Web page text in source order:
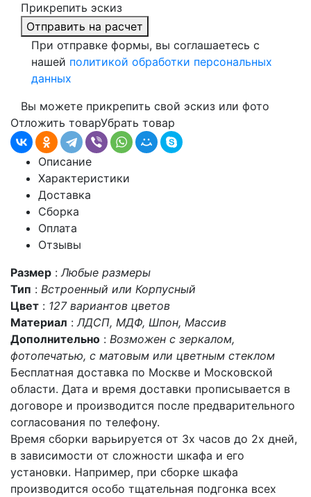
Прикрепить эскиз
Отправить на расчет
При отправке формы, вы соглашаетесь с
нашей политикой обработки персональных
данных
Вы можете прикрепить свой эскиз или фото
Отложить товарУбрать товар
Описание
Характеристики
Доставка
Сборка
Оплата
Отзывы
Размер :Любые размеры
Тип : Встроенный или Корпусный
Цвет : 127 вариантов цветов
Материал :ЛДСП, МДФ, Шпон, Массив
Дополнительно : Возможен с зеркалом,
фотопечатью, с матовым или цветным стеклом
Бесплатная доставка по Москве и Московской
области. Дата и время доставки прописывается в
договоре и производится после предварительного
согласования по телефону.
Время сборки варьируется от 3х часов до 2х дней,
в зависимости от сложности шкафа и его
установки. Например, при сборке шкафа
производится особо тщательная подгонка всех